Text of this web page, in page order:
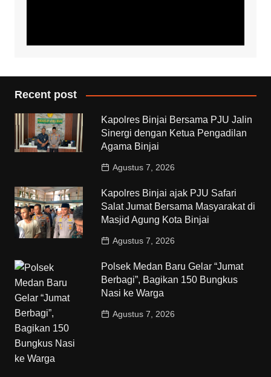
Recent post
Kapolres Binjai Bersama PJU Jalin
Sinergi dengan Ketua Pengadilan
Agama Binjai
Agustus 7, 2026
Kapolres Binjai ajak PJU Safari
Salat Jumat Bersama Masyarakat di
Masjid Agung Kota Binjai
Agustus 7, 2026
Polsek Medan Baru Gelar “Jumat
Berbagi”, Bagikan 150 Bungkus
Nasi ke Warga
Agustus 7, 2026